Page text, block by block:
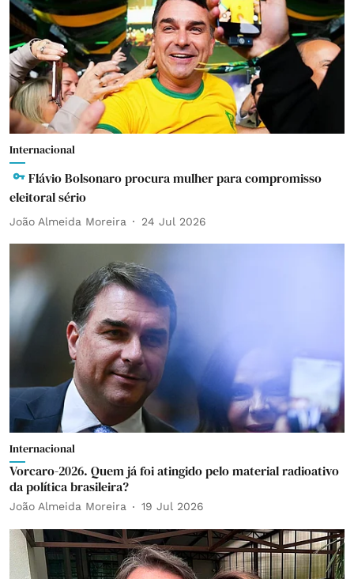
Internacional
Flávio Bolsonaro procura mulher para compromisso
eleitoral sério
João Almeida Moreira 24 Jul 2026
Internacional
Vorcaro-2026. Quem já foi atingido pelo material radioativo
da política brasileira?
João Almeida Moreira 19 Jul 2026